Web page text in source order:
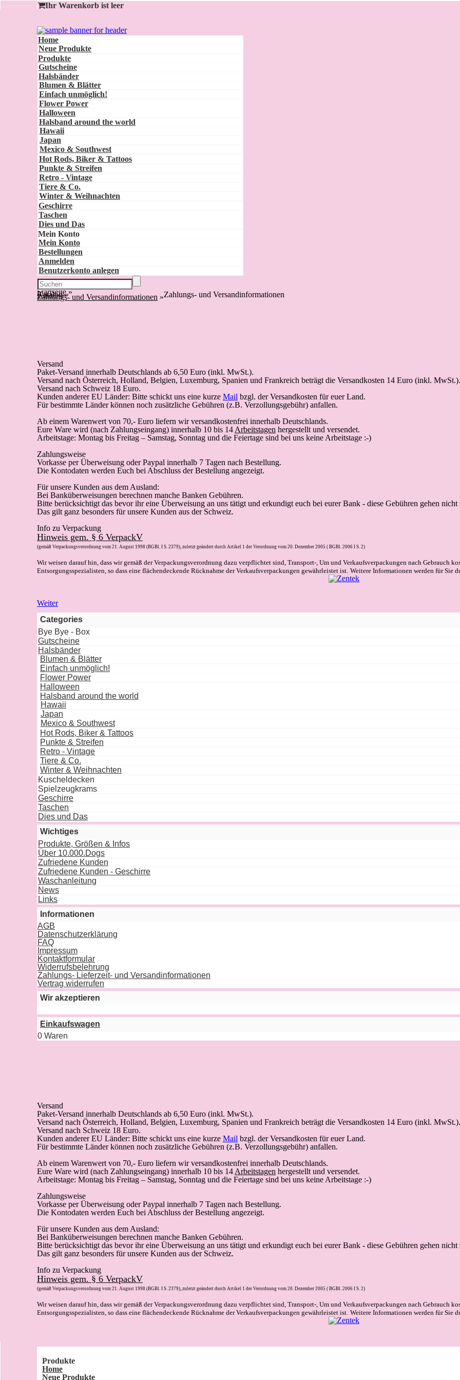
Ihr Warenkorb ist leer
Home
Neue Produkte
Produkte
Gutscheine
Halsbänder
Blumen & Blätter
Einfach unmöglich!
Flower Power
Halloween
Halsband around the world
Hawaii
Japan
Mexico & Southwest
Hot Rods, Biker & Tattoos
Punkte & Streifen
Retro - Vintage
Tiere & Co.
Winter & Weihnachten
Geschirre
Taschen
Dies und Das
Mein Konto
Mein Konto
Bestellungen
Anmelden
Benutzerkonto anlegen
Startseite »
Katalog »
Zahlungs- und Versandinformationen »Zahlungs- und Versandinformationen
Versand
Paket-Versand innerhalb Deutschlands ab 6,50 Euro (inkl. MwSt.).
Versand nach Österreich, Holland, Belgien, Luxemburg, Spanien und Frankreich beträgt die Versandkosten 14 Euro (inkl. MwSt.).
Versand nach Schweiz 18 Euro.
Kunden anderer EU Länder: Bitte schickt uns eine kurze Mail bzgl. der Versandkosten für euer Land.
Für bestimmte Länder können noch zusätzliche Gebühren (z.B. Verzollungsgebühr) anfallen.
Ab einem Warenwert von 70,- Euro liefern wir versandkostenfrei innerhalb Deutschlands.
Eure Ware wird (nach Zahlungseingang) innerhalb 10 bis 14 Arbeitstagen hergestellt und versendet.
Arbeitstage: Montag bis Freitag – Samstag, Sonntag und die Feiertage sind bei uns keine Arbeitstage :-)
Zahlungsweise
Vorkasse per Überweisung oder Paypal innerhalb 7 Tagen nach Bestellung.
Die Kontodaten werden Euch bei Abschluss der Bestellung angezeigt.
Für unsere Kunden aus dem Ausland:
Bei Banküberweisungen berechnen manche Banken Gebühren.
Bitte berücksichtigt das bevor ihr eine Überweisung an uns tätigt und erkundigt euch bei eurer Bank - diese Gebühren gehen nicht
Das gilt ganz besonders für unsere Kunden aus der Schweiz.
Info zu Verpackung
Hinweis gem. § 6 VerpackV
(gemäß Verpackungsverordnung vom 21. August 1998 (BGBl. I S. 2379), zuletzt geändert durch Artikel 1 der Verordnung vom 20. Dezember 2005 ( BGBl. 2006 I S. 2)
Wir weisen darauf hin, dass wir gemäß der Verpackungsverordnung dazu verpflichtet sind, Transport-, Um und Verkaufsverpackungen nach Gebrauch
Entsorgungsspezialisten, so dass eine flächendeckende Rücknahme der Verkaufsverpackungen gewährleistet ist. Weitere Informationen werden für Sie
Weiter
Categories
Bye Bye - Box
Gutscheine
Halsbänder
Blumen & Blätter
Einfach unmöglich!
Flower Power
Halloween
Halsband around the world
Hawaii
Japan
Mexico & Southwest
Hot Rods, Biker & Tattoos
Punkte & Streifen
Retro - Vintage
Tiere & Co.
Winter & Weihnachten
Kuscheldecken
Spielzeugkrams
Geschirre
Taschen
Dies und Das
Wichtiges
Produkte, Größen & Infos
Über 10.000.Dogs
Zufriedene Kunden
Zufriedene Kunden - Geschirre
Waschanleitung
News
Links
Informationen
AGB
Datenschutzerklärung
FAQ
Impressum
Kontaktformular
Widerrufsbelehrung
Zahlungs- Lieferzeit- und Versandinformationen
Vertrag widerrufen
Wir akzeptieren
Einkaufswagen
0 Waren
Versand
Paket-Versand innerhalb Deutschlands ab 6,50 Euro (inkl. MwSt.).
Versand nach Österreich, Holland, Belgien, Luxemburg, Spanien und Frankreich beträgt die Versandkosten 14 Euro (inkl. MwSt.).
Versand nach Schweiz 18 Euro.
Kunden anderer EU Länder: Bitte schickt uns eine kurze Mail bzgl. der Versandkosten für euer Land.
Für bestimmte Länder können noch zusätzliche Gebühren (z.B. Verzollungsgebühr) anfallen.
Ab einem Warenwert von 70,- Euro liefern wir versandkostenfrei innerhalb Deutschlands.
Eure Ware wird (nach Zahlungseingang) innerhalb 10 bis 14 Arbeitstagen hergestellt und versendet.
Arbeitstage: Montag bis Freitag – Samstag, Sonntag und die Feiertage sind bei uns keine Arbeitstage :-)
Zahlungsweise
Vorkasse per Überweisung oder Paypal innerhalb 7 Tagen nach Bestellung.
Die Kontodaten werden Euch bei Abschluss der Bestellung angezeigt.
Für unsere Kunden aus dem Ausland:
Bei Banküberweisungen berechnen manche Banken Gebühren.
Bitte berücksichtigt das bevor ihr eine Überweisung an uns tätigt und erkundigt euch bei eurer Bank - diese Gebühren gehen nicht
Das gilt ganz besonders für unsere Kunden aus der Schweiz.
Info zu Verpackung
Hinweis gem. § 6 VerpackV
(gemäß Verpackungsverordnung vom 21. August 1998 (BGBl. I S. 2379), zuletzt geändert durch Artikel 1 der Verordnung vom 20. Dezember 2005 ( BGBl. 2006 I S. 2)
Wir weisen darauf hin, dass wir gemäß der Verpackungsverordnung dazu verpflichtet sind, Transport-, Um und Verkaufsverpackungen nach Gebrauch
Entsorgungsspezialisten, so dass eine flächendeckende Rücknahme der Verkaufsverpackungen gewährleistet ist. Weitere Informationen werden für Sie
Produkte
Home
Neue Produkte